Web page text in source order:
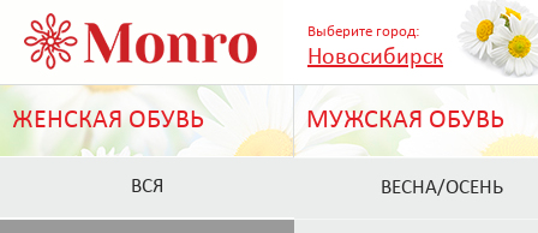
Выберите город:
Новосибирск
ЖЕНСКАЯ ОБУВЬ МУЖСКАЯ ОБУВЬ
ВСЯ ВЕСНА/ОСЕНЬ